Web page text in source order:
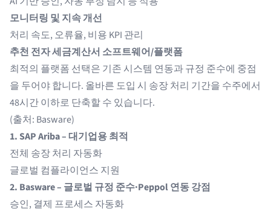
모니터링 및 지속 개선
처리 속도, 오류율, 비용 KPI 관리
추천 전자 세금계산서 소프트웨어/플랫폼
최적의 플랫폼 선택은 기존 시스템 연동과 규정 준수에 중점
을 두어야 합니다. 올바른 도입 시 송장 처리 기간을 수주에서
48시간 이하로 단축할 수 있습니다.
(출처: Basware)
1.SAP Ariba– 대기업용 최적
전체 송장 처리 자동화
글로벌 컴플라이언스 지원
2. Basware– 글로벌 규정 준수·Peppol 연동 강점
승인, 결제 프로세스 자동화